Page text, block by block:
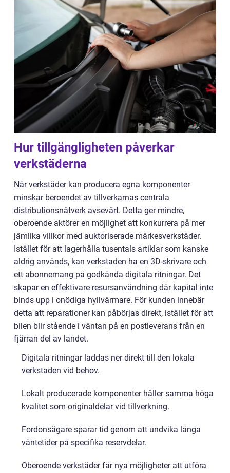
Hur tillgängligheten påverkar
verkstäderna
När verkstäder kan producera egna komponenter
minskar beroendet av tillverkarnas centrala
distributionsnätverk avsevärt. Detta ger mindre,
oberoende aktörer en möjlighet att konkurrera på mer
jämlika villkor med auktoriserade märkesverkstäder.
Istället för att lagerhålla tusentals artiklar som kanske
aldrig används, kan verkstaden ha en 3D-skrivare och
ett abonnemang på godkända digitala ritningar. Det
skapar en effektivare resursanvändning där kapital inte
binds upp i onödiga hyllvärmare. För kunden innebär
detta att reparationer kan påbörjas direkt, istället för att
bilen blir stående i väntan på en postleverans från en
fjärran del av landet.
Digitala ritningar laddas ner direkt till den lokala
verkstaden vid behov.
Lokalt producerade komponenter håller samma höga
kvalitet som originaldelar vid tillverkning.
Fordonsägare sparar tid genom att undvika långa
väntetider på specifika reservdelar.
Oberoende verkstäder får nya möjligheter att utföra